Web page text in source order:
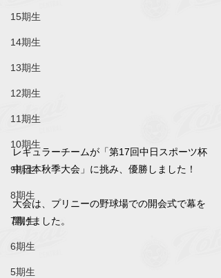
15期生
14期生
13期生
12期生
11期生
10期生
9期生
8期生
7期生
6期生
5期生
レギュラーチームが「第17回中日スポーツ杯
中日本秋季大会」に挑み、優勝しました！
大会は、プリニーの野球場での開会式で幕を
開けました。